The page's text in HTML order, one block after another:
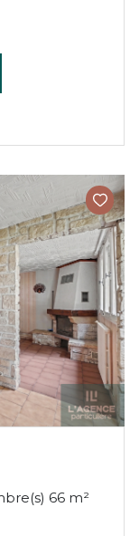
Appartement 3 pièce(s) 2 chambre(s) 66 m²